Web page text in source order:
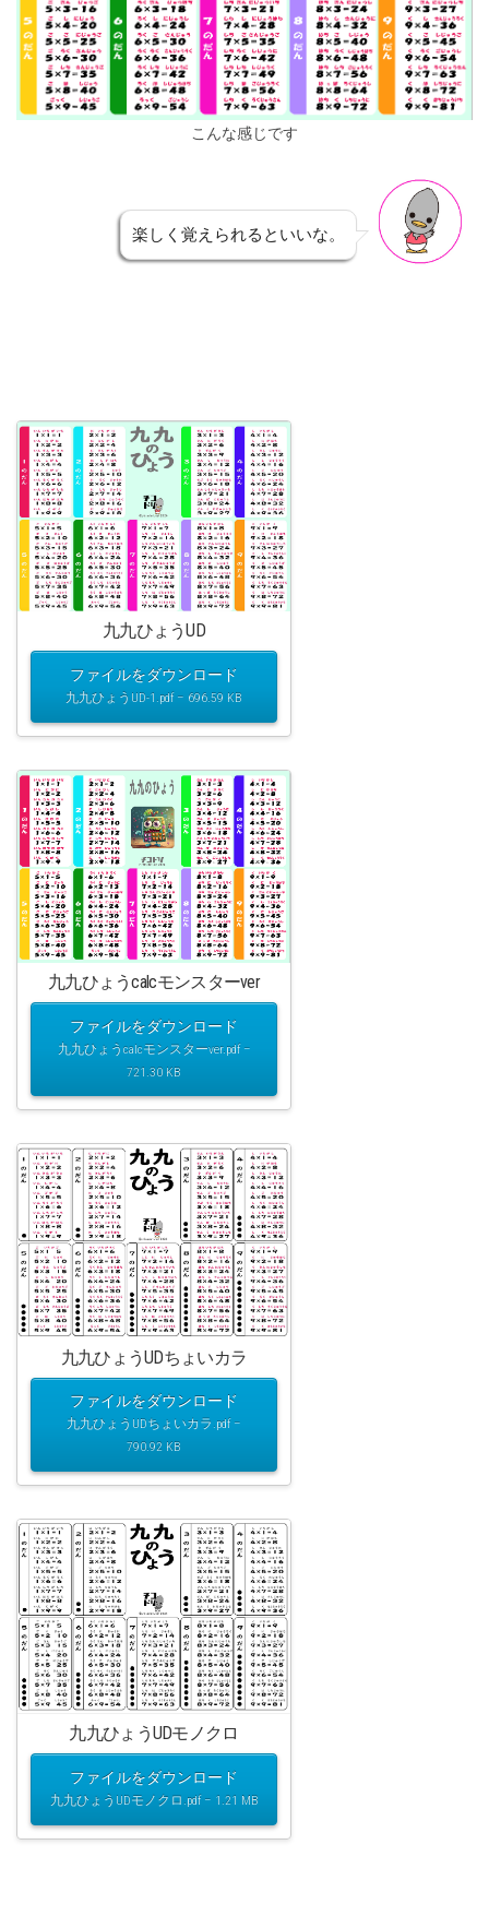
こんな感じです
楽しく覚えられるといいな。
九九ひょうUD
ファイルをダウンロード
九九ひょうUD-1.pdf – 696.59 KB
九九ひょうcalcモンスターver
ファイルをダウンロード
九九ひょうcalcモンスターver.pdf –
721.30 KB
九九ひょうUDちょいカラ
ファイルをダウンロード
九九ひょうUDちょいカラ.pdf –
790.92 KB
九九ひょうUDモノクロ
ファイルをダウンロード
九九ひょうUDモノクロ.pdf – 1.21 MB